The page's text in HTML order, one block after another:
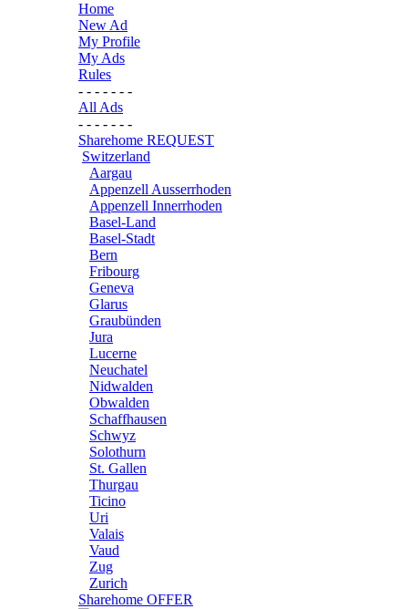
Home
New Ad
My Profile
My Ads
Rules
- - - - - - -
All Ads
- - - - - - -
Sharehome REQUEST
Switzerland
Aargau
Appenzell Ausserrhoden
Appenzell Innerrhoden
Basel-Land
Basel-Stadt
Bern
Fribourg
Geneva
Glarus
Graubünden
Jura
Lucerne
Neuchatel
Nidwalden
Obwalden
Schaffhausen
Schwyz
Solothurn
St. Gallen
Thurgau
Ticino
Uri
Valais
Vaud
Zug
Zurich
Sharehome OFFER